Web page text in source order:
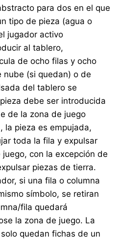
para dos en el que
tipo de pieza (agua o
jugador activo
al tablero,
de ocho filas y ocho
nube (si quedan) o de
del tablero se
debe ser introducida
de la zona de juego
la pieza es empujada,
toda la fila y expulsar
con la excepción de
piezas de tierra.
si una fila o columna
símbolo, se retiran
fila quedará
la zona de juego. La
quedan fichas de un